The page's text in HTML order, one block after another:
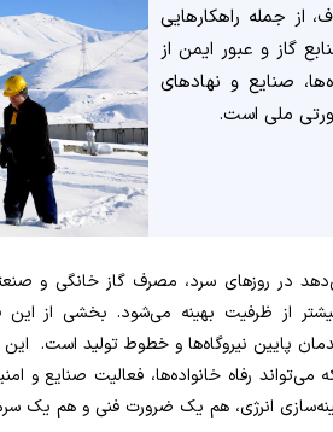
از جمله راهکارهایی
گاز و عبور ایمن از
صنایع و نهادهای
ملی است.
در روزهای سرد، مصرف گاز خانگی و
از ظرفیت بهینه می‌شود. بخشی از
پایین نیروگاه‌ها و خطوط تولید است. این
رفاه خانواده‌ها، فعالیت صنایع و
انرژی، هم یک ضرورت فنی و هم یک